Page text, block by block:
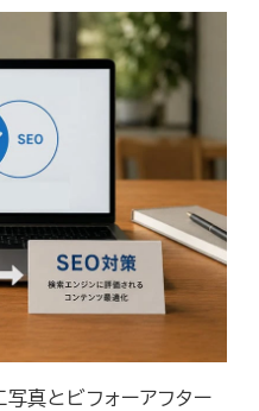
真とビフォーアフター